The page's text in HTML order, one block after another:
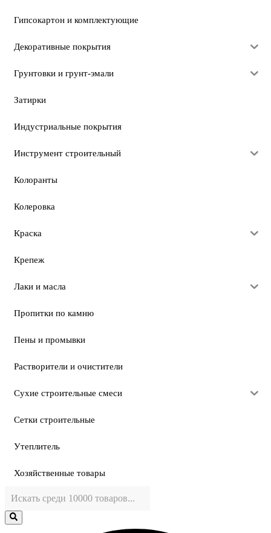
Гипсокартон и комплектующие
Декоративные покрытия
Грунтовки и грунт-эмали
Затирки
Индустриальные покрытия
Инструмент строительный
Колоранты
Колеровка
Краска
Крепеж
Лаки и масла
Пропитки по камню
Пены и промывки
Растворители и очистители
Сухие строительные смеси
Сетки строительные
Утеплитель
Хозяйственные товары